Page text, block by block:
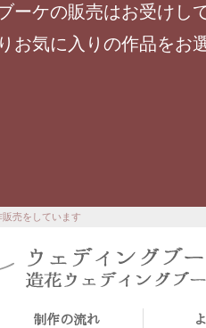
ーケの販売はお受けし
お気に入りの作品をお
売をしています
制作の流れ